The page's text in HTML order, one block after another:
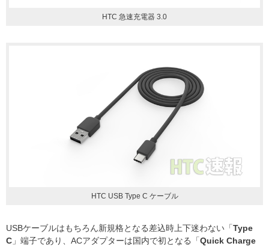
HTC 急速充電器 3.0
HTC USB Type C ケーブル
USBケーブルはもちろん新規格となる差込時上下迷わない「Type
C 」端子であり、ACアダプターは国内で初となる「Quick Charge